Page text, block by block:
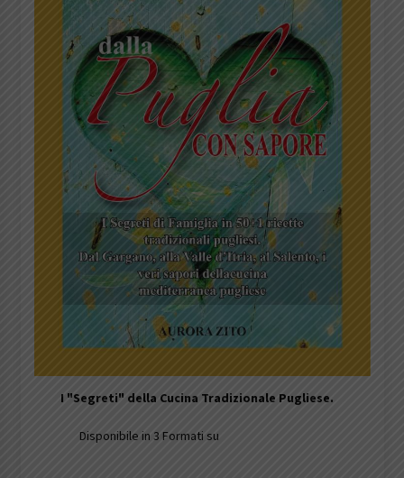
I "Segreti" della Cucina Tradizionale Pugliese.
Disponibile in 3 Formati su